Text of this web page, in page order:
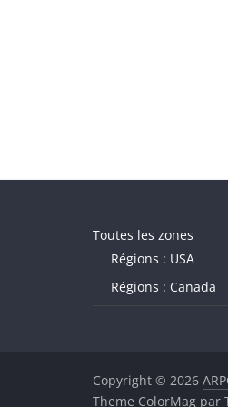
Toutes les zones
Régions : USA
Régions : Canada
Copyright © 2026
Theme ColorMag par